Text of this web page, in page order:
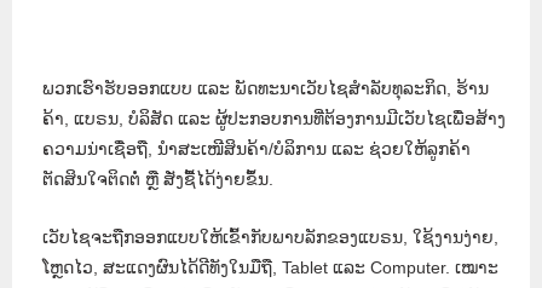
ພວກເຮົາຮັບອອກແບບ ແລະ ພັດທະນາເວັບໄຊສຳລັບທຸລະກິດ, ຮ້ານ
ຄ້າ, ແບຣນ, ບໍລິສັດ ແລະ ຜູ້ປະກອບການທີ່ຕ້ອງການມີເວັບໄຊເພື່ອສ້າງ
ຄວາມນ່າເຊື່ອຖື, ນຳສະເໜີສິນຄ້າ/ບໍລິການ ແລະ ຊ່ວຍໃຫ້ລູກຄ້າ
ຕັດສິນໃຈຕິດຕໍ່ ຫຼື ສັ່ງຊື້ໄດ້ງ່າຍຂຶ້ນ.
ເວັບໄຊຈະຖືກອອກແບບໃຫ້ເຂົ້າກັບພາບລັກຂອງແບຣນ, ໃຊ້ງານງ່າຍ,
ໂຫຼດໄວ, ສະແດງຜົນໄດ້ດີທັງໃນມືຖື, Tablet ແລະ Computer. ເໝາະ